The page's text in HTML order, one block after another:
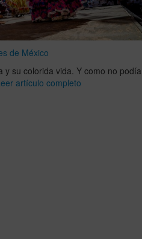
de México
y su colorida vida. Y como no podía
artículo completo